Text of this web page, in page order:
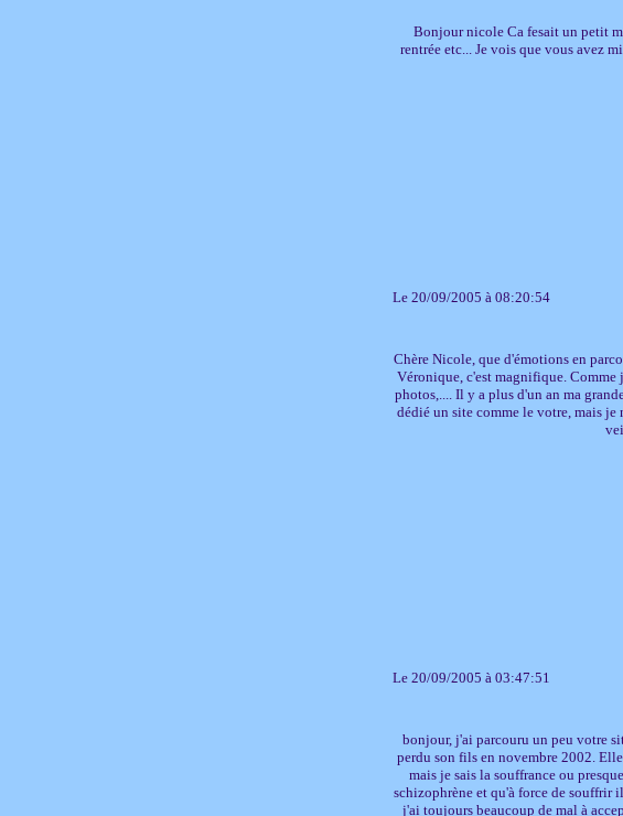
Bonjour nicole Ca fesait un petit
rentrée etc... Je vois que vous avez
Le 20/09/2005 à 08:20:54
Chère Nicole, que d'émotions en
Véronique, c'est magnifique. Comme
photos,.... Il y a plus d'un an ma
dédié un site comme le votre, mais je
Le 20/09/2005 à 03:47:51
bonjour, j'ai parcouru un peu votre
perdu son fils en novembre 2002.
mais je sais la souffrance ou
schizophrène et qu'à force de souffrir
j'ai toujours beaucoup de mal à